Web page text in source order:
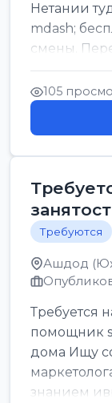
Нетании
mdash;
смены.
для всех...
105
Требуются
Ашдод
Требуется
помощник
дома Ищу
знанием